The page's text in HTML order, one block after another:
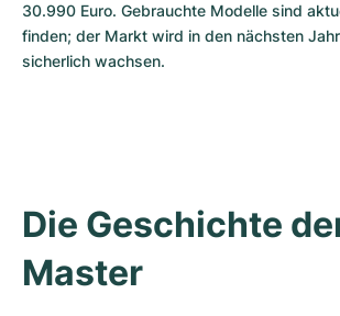
30.990 Euro. Gebrauchte Modelle sind
finden; der Markt wird in den nächsten
sicherlich wachsen.
Die Geschichte
Master